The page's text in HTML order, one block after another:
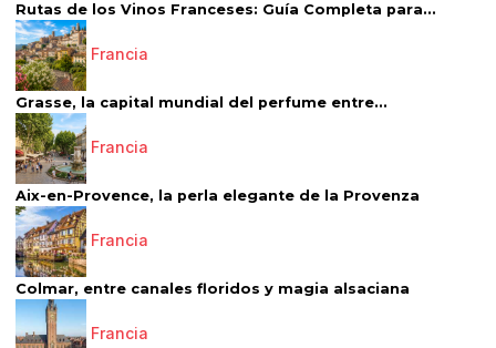
Rutas de los Vinos Franceses: Guía Completa para...
Francia
Grasse, la capital mundial del perfume entre...
Francia
Aix-en-Provence, la perla elegante de la Provenza
Francia
Colmar, entre canales floridos y magia alsaciana
Francia